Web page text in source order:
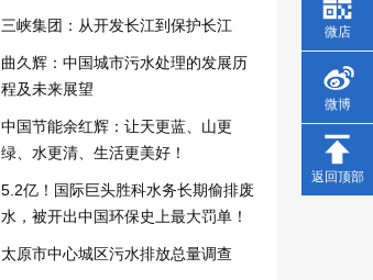
三峡集团：从开发长江到保护长江
曲久辉：中国城市污水处理的发展历
程及未来展望
中国节能余红辉：让天更蓝、山更
绿、水更清、生活更美好！
5.2亿！国际巨头胜科水务长期偷排废
水，被开出中国环保史上最大罚单！
太原市中心城区污水排放总量调查
微店
微博
返回顶部